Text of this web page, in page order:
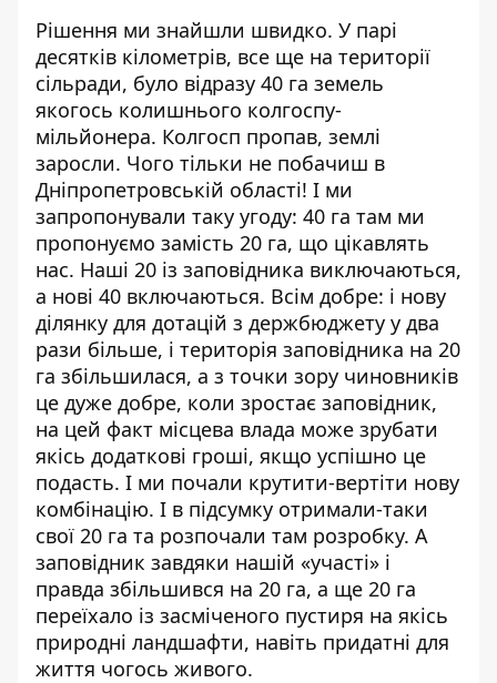
Рішення ми знайшли швидко. У парі
десятків кілометрів, все ще на території
сільради, було відразу 40 га земель
якогось колишнього колгоспу-
мільйонера. Колгосп пропав, землі
заросли. Чого тільки не побачиш в
Дніпропетровській області! І ми
запропонували таку угоду: 40 га там ми
пропонуємо замість 20 га, що цікавлять
нас. Наші 20 із заповідника виключаються,
а нові 40 включаються. Всім добре: і нову
ділянку для дотацій з держбюджету у два
рази більше, і територія заповідника на 20
га збільшилася, а з точки зору чиновників
це дуже добре, коли зростає заповідник,
на цей факт місцева влада може зрубати
якісь додаткові гроші, якщо успішно це
подасть. І ми почали крутити-вертіти нову
комбінацію. І в підсумку отримали-таки
свої 20 га та розпочали там розробку. А
заповідник завдяки нашій «участі» і
правда збільшився на 20 га, а ще 20 га
переїхало із засміченого пустиря на якісь
природні ландшафти, навіть придатні для
життя чогось живого.